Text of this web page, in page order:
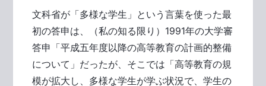
文科省が「多様な学生」という言葉を使った最
初の答申は、（私の知る限り）1991年の大学審
答申「平成五年度以降の高等教育の計画的整備
について」だったが、そこでは「高等教育の規
模が拡大し、多様な学生が学ぶ状況で、学生の